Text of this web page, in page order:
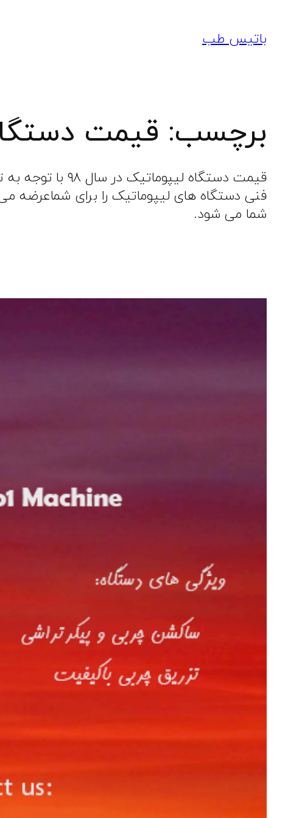
باتیس طب
برچسب: قیمت
قیمت دستگاه
فنی دستگاه های لیپوماتیک را برای شماعرضه
شما می شود.